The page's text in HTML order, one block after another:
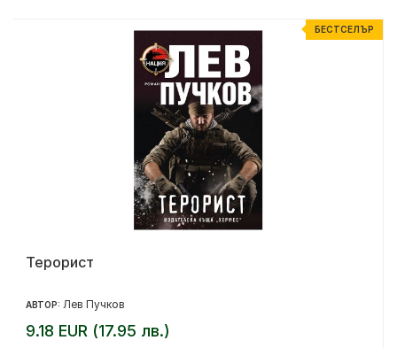
БЕСТСЕЛЪР
Терорист
АВТОР: Лев Пучков
9.18 EUR (17.95 лв.)